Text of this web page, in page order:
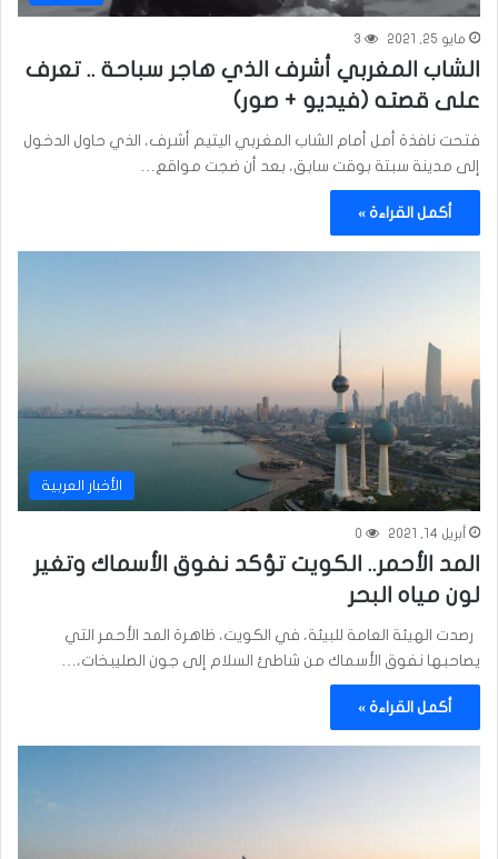
مايو 25, 2021 3
الشاب المغربي أشرف الذي هاجر سباحة .. تعرف
على قصته (فيديو + صور)
فتحت نافذة أمل أمام الشاب المغربي اليتيم أشرف، الذي حاول الدخول
إلى مدينة سبتة بوقت سابق، بعد أن ضجت مواقع…
أكمل القراءة »
الأخبار العربية
أبريل 14, 2021 0
المد الأحمر.. الكويت تؤكد نفوق الأسماك وتغير
لون مياه البحر
رصدت الهيئة العامة للبيئة، في الكويت، ظاهرة المد الأحمر التي
يصاحبها نفوق الأسماك من شاطئ السلام إلى جون الصليبخات،…
أكمل القراءة »